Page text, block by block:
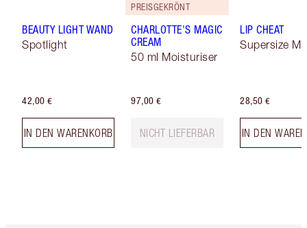
BEAUTY LIGHT WAND
Spotlight
42,00 €
IN DEN WARENKORB
PREISGEKRÖNT
CHARLOTTE'S MAGIC
CREAM
50 ml Moisturiser
97,00 €
NICHT LIEFERBAR
LIP CHEAT
Supersize Me
28,50 €
IN DEN